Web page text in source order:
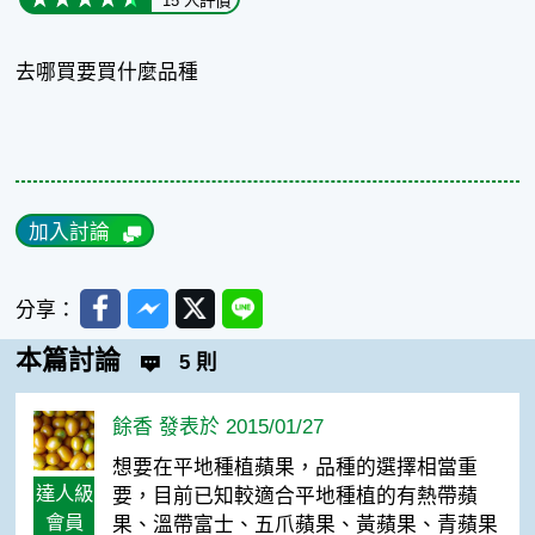
去哪買要買什麼品種
加入討論
分享： FacebookMessenger
TwitterLine
本篇討論 5 則
達人級
會員
餘香 發表於 2015/01/27
想要在平地種植蘋果，品種的選擇相當重
要，目前已知較適合平地種植的有熱帶蘋
果、溫帶富士、五爪蘋果、黃蘋果、青蘋果